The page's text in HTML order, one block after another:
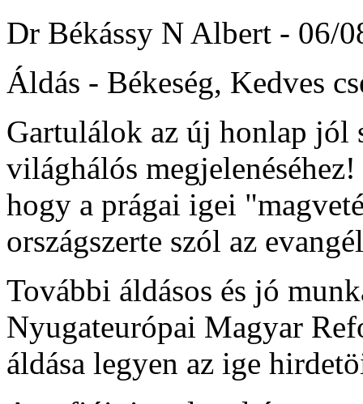
Dr Békássy N Albert - 06/
Áldás - Békeség, Kedves
Gartulálok az új honlap jól
világhálós
hogy a prágai igei
országszerte szól az
További áldásos és jó
Nyugateurópai Magyar
áldása legyen az ige